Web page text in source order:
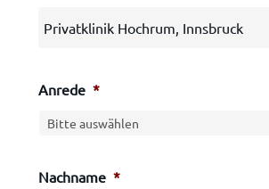
Anrede *
Nachname *